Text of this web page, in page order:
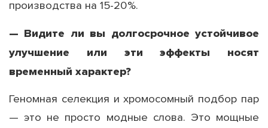
производства на 15-20%.
— Видите ли вы долгосрочное устойчивое
улучшение или эти эффекты носят
временный характер?
Геномная селекция и хромосомный подбор пар
— это не просто модные слова. Это мощные